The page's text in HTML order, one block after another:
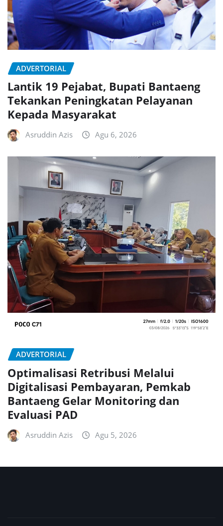
ADVERTORIAL
Lantik 19 Pejabat, Bupati Bantaeng
Tekankan Peningkatan Pelayanan
Kepada Masyarakat
Asruddin Azis Agu 6, 2026
ADVERTORIAL
Optimalisasi Retribusi Melalui
Digitalisasi Pembayaran, Pemkab
Bantaeng Gelar Monitoring dan
Evaluasi PAD
Asruddin Azis Agu 5, 2026